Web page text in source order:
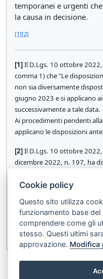
temporanei e urgenti
la causa in decisione.
[1][2]
[1]Il D.Lgs. 10 ottobre
comma 1) che "Le
non sia diversamente
giugno 2023 e si applicano
successivamente a tale data.
Ai procedimenti pendenti
applicano le disposizioni
[2]Il D.Lgs. 10 ottobre
dicembre 2022, n. 197, ha
diversamente disposto,
successivamente a tale
del 28 febbraio 2023 si
vigenti".
Articolo 473
Cookie policy
Questo sito utilizza
funzionamento base
comprendere come gli
stesso. Questi ultimi
approvazione. Modifica